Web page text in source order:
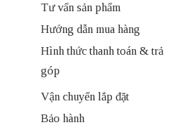
Tư vấn sản phẩm
Hướng dẫn mua hàng
Hình thức thanh toán & trả
góp
Vận chuyển lắp đặt
Bảo hành